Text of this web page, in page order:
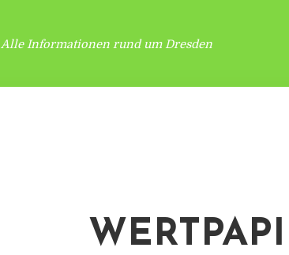
Alle Informationen rund um Dresden